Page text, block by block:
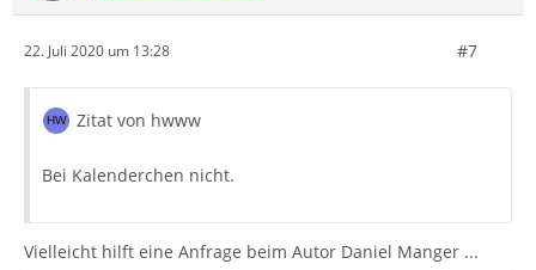
22. Juli 2020 um 13:28 #7
Zitat von hwww
Bei Kalenderchen nicht.
Vielleicht hilft eine Anfrage beim Autor Daniel Manger ...